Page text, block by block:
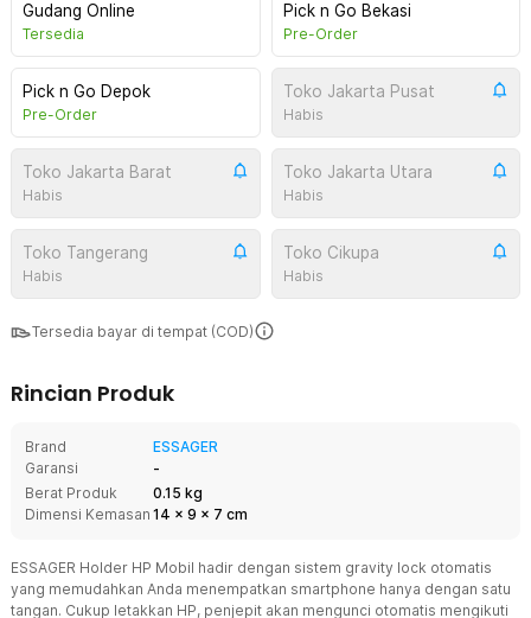
Gudang Online
Tersedia
Pick n Go Bekasi
Pre-Order
Pick n Go Depok
Pre-Order
Toko Jakarta Pusat
Habis
Toko Jakarta Barat
Habis
Toko Jakarta Utara
Habis
Toko Tangerang
Habis
Toko Cikupa
Habis
Tersedia bayar di tempat (COD)
Rincian Produk
Brand
ESSAGER
Garansi
-
Berat Produk
0.15 kg
Dimensi Kemasan 14 x 9 x 7 cm
ESSAGER Holder HP Mobil hadir dengan sistem gravity lock otomatis
yang memudahkan Anda menempatkan smartphone hanya dengan satu
tangan. Cukup letakkan HP, penjepit akan mengunci otomatis mengikuti